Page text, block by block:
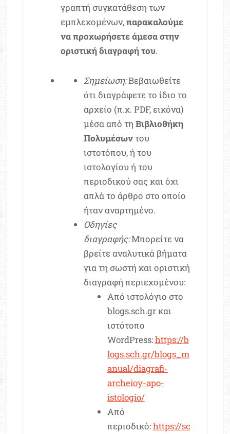
γραπτή συγκατάθεση των
εμπλεκομένων,παρακαλούμε
να προχωρήσετε άμεσα στην
οριστική διαγραφή του.
Σημείωση:Βεβαιωθείτε
ότι διαγράφετε το ίδιο το
αρχείο (π.χ. PDF, εικόνα)
μέσα από τηΒιβλιοθήκη
Πολυμέσωντου
ιστοτόπου, ή του
ιστολογίου ή του
περιοδικού σας και όχι
απλά το άρθρο στο οποίο
ήταν αναρτημένο.
Οδηγίες
διαγραφής:Μπορείτε να
βρείτε αναλυτικά βήματα
για τη σωστή και οριστική
διαγραφή περιεχομένου:
Από ιστολόγιο στο
blogs.sch.gr και
ιστότοπο
WordPress:https://b
logs.sch.gr/blogs_m
anual/diagrafi-
archeioy-apo-
istologio/
Από
περιοδικό:https://sc